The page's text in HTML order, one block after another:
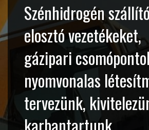
Szénhidrogén
elosztó vezetékeket,
gázipari
nyomvonalas
tervezünk,
karbantartunk